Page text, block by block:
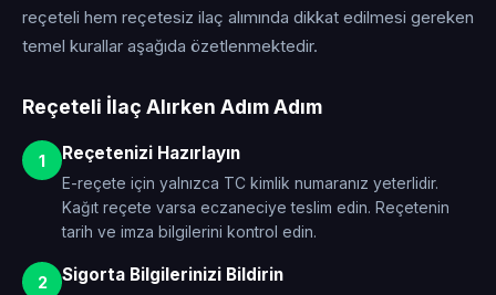
reçeteli hem reçetesiz ilaç alımında dikkat edilmesi gereken
temel kurallar aşağıda özetlenmektedir.
Reçeteli İlaç Alırken Adım Adım
1 Reçetenizi Hazırlayın
E-reçete için yalnızca TC kimlik numaranız yeterlidir.
Kağıt reçete varsa eczaneciye teslim edin. Reçetenin
tarih ve imza bilgilerini kontrol edin.
2 Sigorta Bilgilerinizi Bildirin